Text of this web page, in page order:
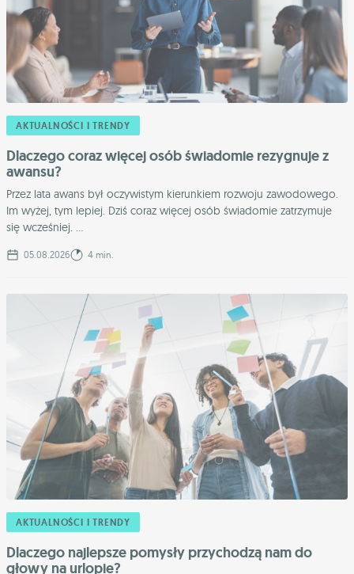
AKTUALNOŚCI I TRENDY
Dlaczego coraz więcej osób świadomie rezygnuje z
awansu?
Przez lata awans był oczywistym kierunkiem rozwoju zawodowego.
Im wyżej, tym lepiej. Dziś coraz więcej osób świadomie zatrzymuje
się wcześniej. ...
05.08.2026 4 min.
AKTUALNOŚCI I TRENDY
Dlaczego najlepsze pomysły przychodzą nam do
głowy na urlopie?